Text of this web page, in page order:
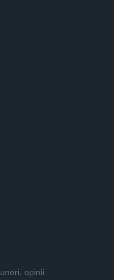
opinii